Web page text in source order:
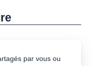
par vous ou